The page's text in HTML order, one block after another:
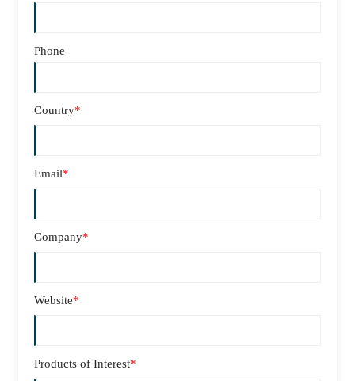
Phone
Country*
Email*
Company*
Website*
Products of Interest*